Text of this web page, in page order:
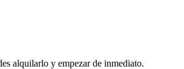
alquilarlo y empezar de inmediato.